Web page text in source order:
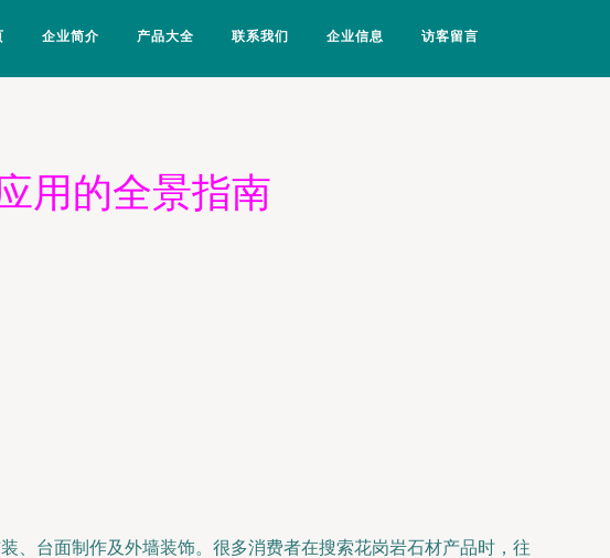
企业简介 产品大全 联系我们 企业信息 访客留言
用的全景指南
、台面制作及外墙装饰。很多消费者在搜索花岗岩石材产品时，往